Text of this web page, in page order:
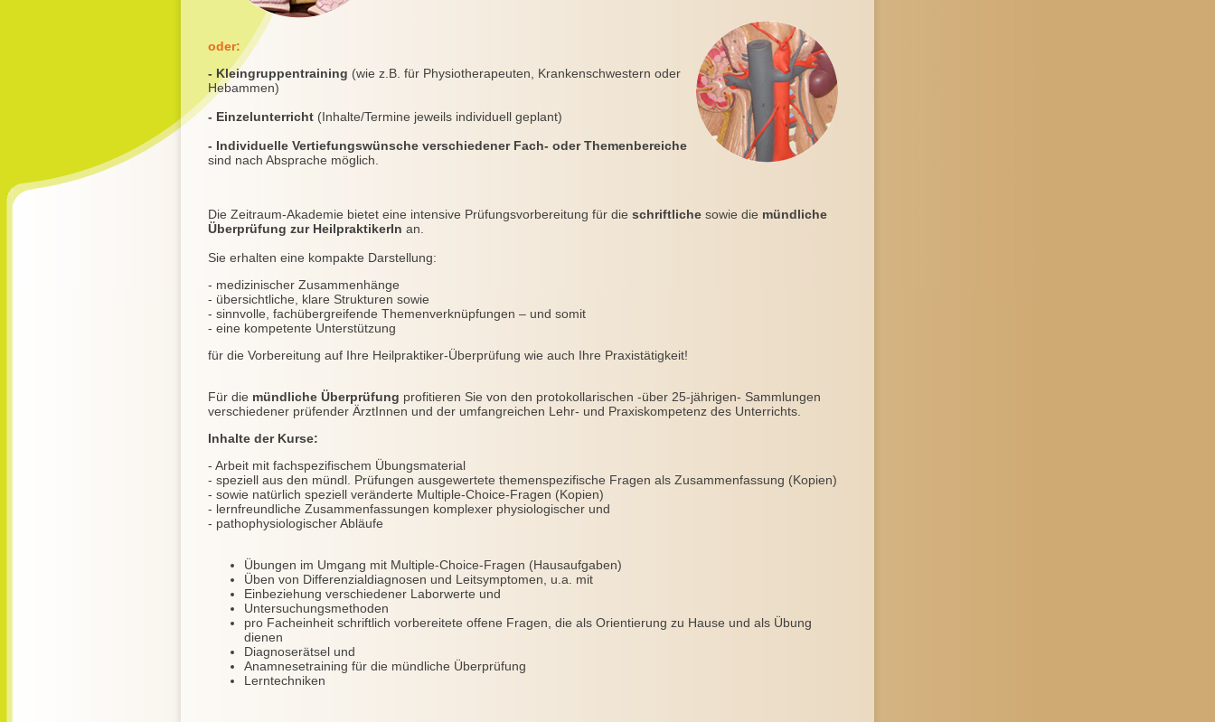
oder:
- Kleingruppentraining (wie z.B. für Physiotherapeuten, Krankenschwestern oder
Hebammen)
- Einzelunterricht (Inhalte/Termine jeweils individuell geplant)
- Individuelle Vertiefungswünsche verschiedener Fach- oder Themenbereiche
sind nach Absprache möglich.
Die Zeitraum-Akademie bietet eine intensive Prüfungsvorbereitung für die schriftliche sowie die mündliche
Überprüfung zur HeilpraktikerIn an.
Sie erhalten eine kompakte Darstellung:
- medizinischer Zusammenhänge
- übersichtliche, klare Strukturen sowie
- sinnvolle, fachübergreifende Themenverknüpfungen – und somit
- eine kompetente Unterstützung
für die Vorbereitung auf Ihre Heilpraktiker-Überprüfung wie auch Ihre Praxistätigkeit!
Für die mündliche Überprüfung profitieren Sie von den protokollarischen -über 25-jährigen- Sammlungen
verschiedener prüfender ÄrztInnen und der umfangreichen Lehr- und Praxiskompetenz des Unterrichts.
Inhalte der Kurse:
- Arbeit mit fachspezifischem Übungsmaterial
- speziell aus den mündl. Prüfungen ausgewertete themenspezifische Fragen als Zusammenfassung (Kopien)
- sowie natürlich speziell veränderte Multiple-Choice-Fragen (Kopien)
- lernfreundliche Zusammenfassungen komplexer physiologischer und
- pathophysiologischer Abläufe
Übungen im Umgang mit Multiple-Choice-Fragen (Hausaufgaben)
Üben von Differenzialdiagnosen und Leitsymptomen, u.a. mit
Einbeziehung verschiedener Laborwerte und
Untersuchungsmethoden
pro Facheinheit schriftlich vorbereitete offene Fragen, die als Orientierung zu Hause und als Übung
dienen
Diagnoserätsel und
Anamnesetraining für die mündliche Überprüfung
Lerntechniken